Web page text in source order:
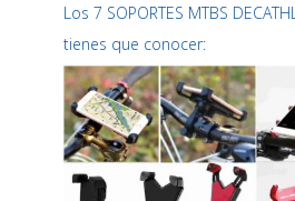
Los 7 SOPORTES MTBS
tienes que conocer: